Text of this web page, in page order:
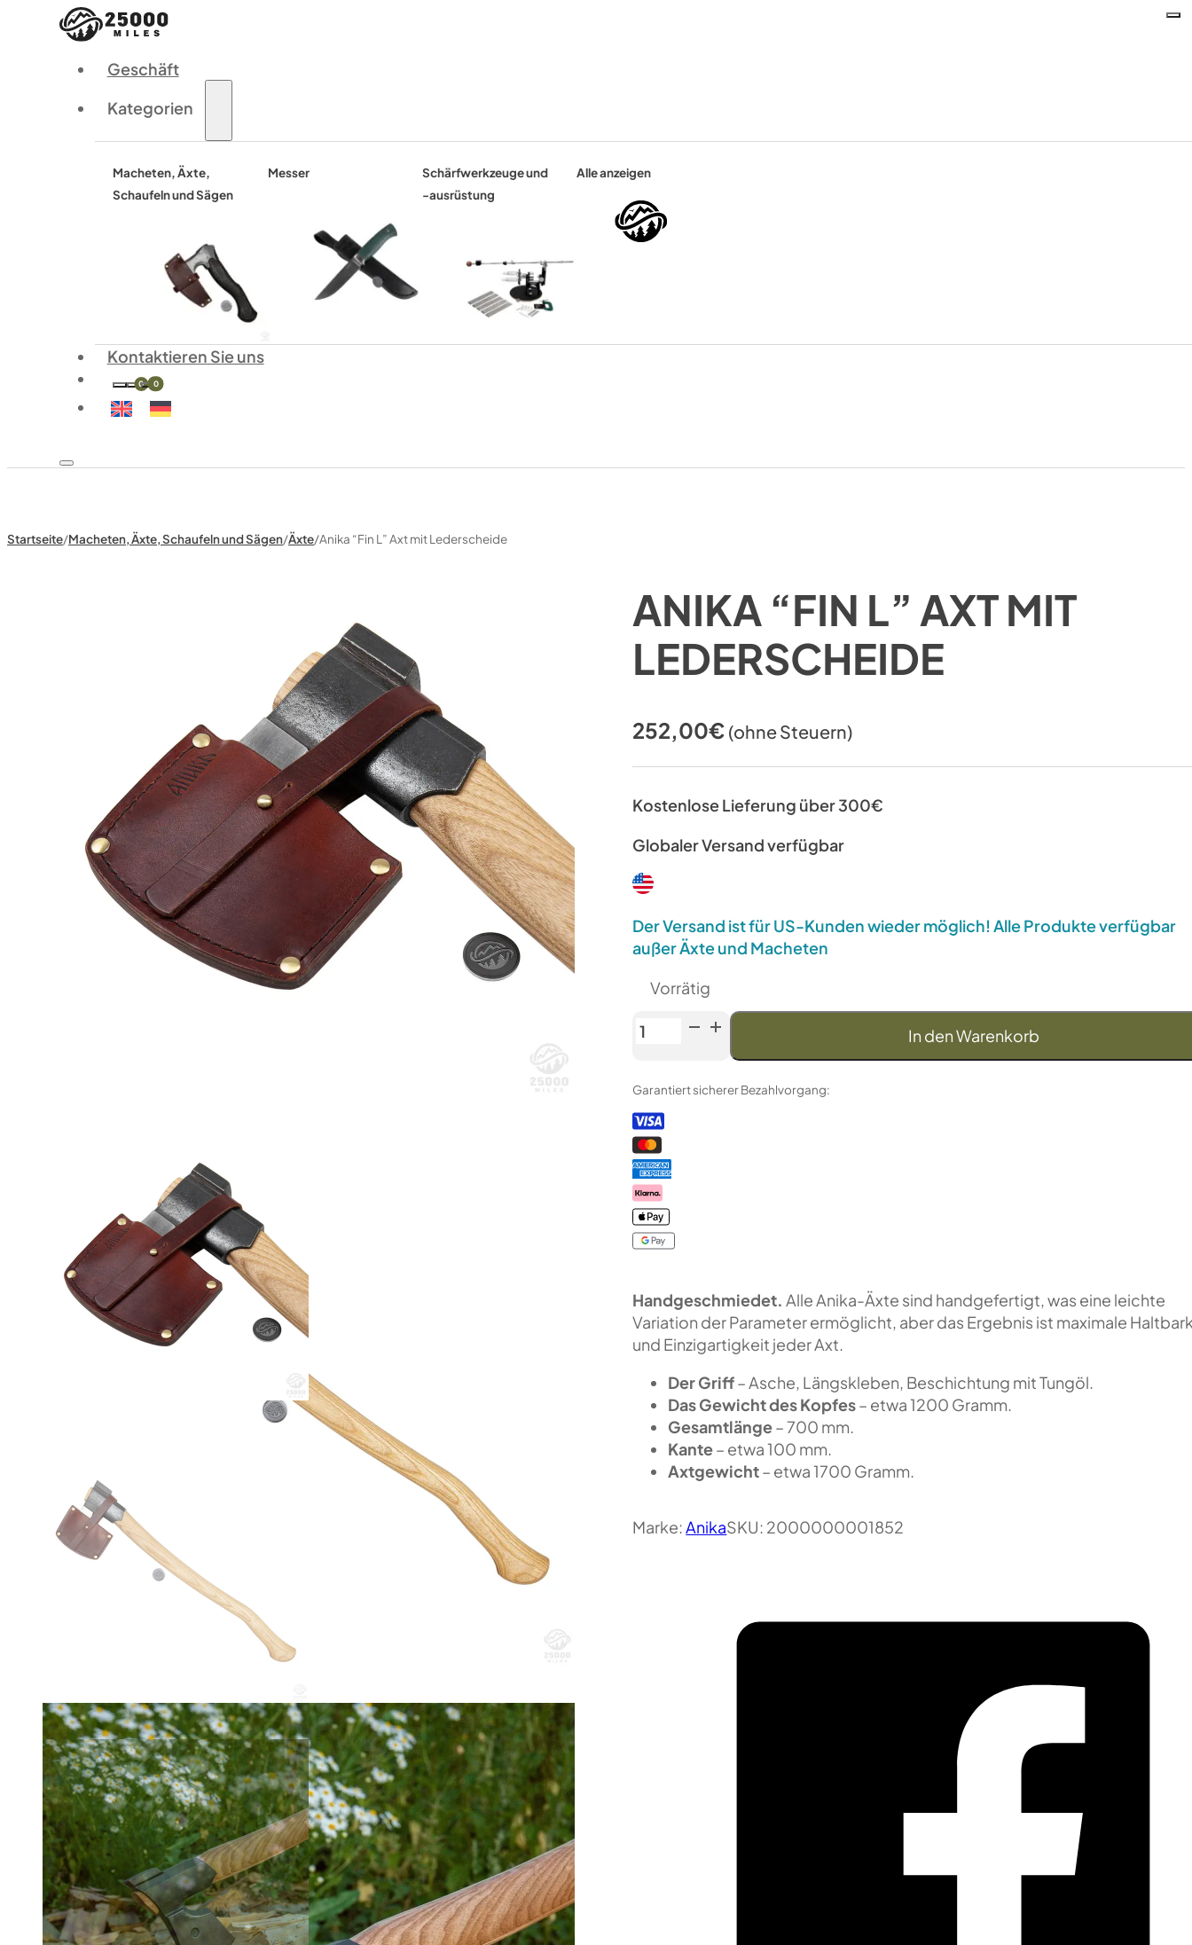
Geschäft
Kategorien
Macheten, Äxte,
Schaufeln und Sägen
Messer
Schärfwerkzeuge und
-ausrüstung
Alle anzeigen
Kontaktieren Sie uns
0 0
Startseite/Macheten, Äxte, Schaufeln und Sägen/Äxte/Anika “Fin L” Axt mit Lederscheide
ANIKA “FIN L” AXT MIT
LEDERSCHEIDE
252,00€ (ohne Steuern)
Kostenlose Lieferung über 300€
Globaler Versand verfügbar
Der Versand ist für US-Kunden wieder möglich! Alle Produkte verfügbar
außer Äxte und Macheten
Vorrätig
Anika
Axt
mit
Lederscheide
Menge
In den Warenkorb
Garantiert sicherer Bezahlvorgang:
Handgeschmiedet.Alle Anika-Äxte sind handgefertigt, was eine leichte
Variation der Parameter ermöglicht, aber das Ergebnis ist maximale
und Einzigartigkeit jeder Axt.
Der Griff– Asche, Längskleben, Beschichtung mit Tungöl.
Das Gewicht des Kopfes– etwa 1200 Gramm.
Gesamtlänge– 700 mm.
Kante– etwa 100 mm.
Axtgewicht– etwa 1700 Gramm.
Marke: AnikaSKU: 2000000001852